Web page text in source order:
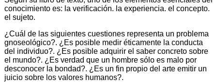
conocimiento es: la verificación. la experiencia. el concepto.
el sujeto.
¿Cuál de las siguientes cuestiones representa un problema
gnoseológico?. ¿Es posible medir éticamente la conducta
del individuo?. ¿Es posible adquirir el saber concreto sobre
el mundo?. ¿Es verdad que un hombre sólo es malo por
desconocer la bondad?. ¿Es un fin propio del arte emitir un
juicio sobre los valores humanos?.